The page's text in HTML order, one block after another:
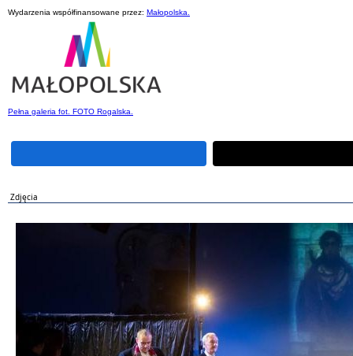
Wydarzenia współfinansowane przez: Małopolska.
Pełna galeria fot. FOTO Rogalska.
Zdjęcia